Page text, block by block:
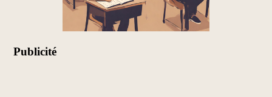
Publicité